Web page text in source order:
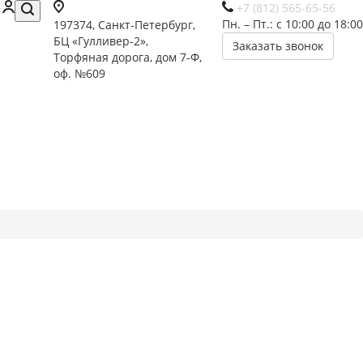
+7 (812) 565-65-56
Пн. – Пт.: с 10:00 до 18:00
Заказать звонок
197374, Санкт-Петербург,
БЦ «Гулливер-2»,
Торфяная дорога, дом 7-Ф,
оф. №609